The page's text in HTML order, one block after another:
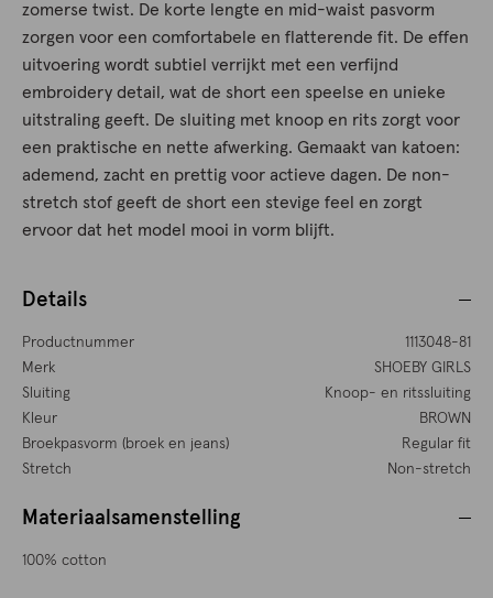
zomerse twist. De korte lengte en mid-waist pasvorm
zorgen voor een comfortabele en flatterende fit. De effen
uitvoering wordt subtiel verrijkt met een verfijnd
embroidery detail, wat de short een speelse en unieke
uitstraling geeft. De sluiting met knoop en rits zorgt voor
een praktische en nette afwerking. Gemaakt van katoen:
ademend, zacht en prettig voor actieve dagen. De non-
stretch stof geeft de short een stevige feel en zorgt
ervoor dat het model mooi in vorm blijft.
Details
Productnummer
1113048-81
Merk
SHOEBY GIRLS
Sluiting
Knoop- en ritssluiting
Kleur
BROWN
Broekpasvorm (broek en jeans)
Regular fit
Stretch
Non-stretch
Materiaalsamenstelling
100% cotton